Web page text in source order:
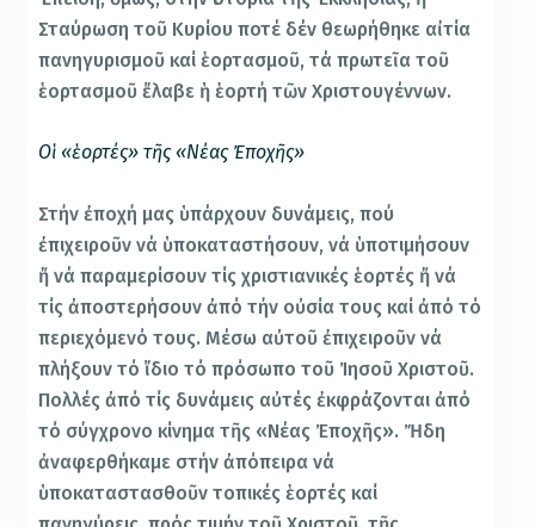
Σταύρωση τοῦ Κυρίου ποτέ δέν θεωρήθηκε αἰτία
πανηγυρισμοῦ καί ἑορτασμοῦ, τά πρωτεῖα τοῦ
ἑορτασμοῦ ἔλαβε ἡ ἑορτή τῶν Χριστουγέννων.
Οἱ «ἑορτές» τῆς «Νέας Ἐποχῆς»
Στήν ἐποχή μας ὑπάρχουν δυνάμεις, πού
ἐπιχειροῦν νά ὑποκαταστήσουν, νά ὑποτιμήσουν
ἤ νά παραμερίσουν τίς χριστιανικές ἑορτές ἤ νά
τίς ἀποστερήσουν ἀπό τήν οὐσία τους καί ἀπό τό
περιεχόμενό τους. Μέσω αὐτοῦ ἐπιχειροῦν νά
πλήξουν τό ἴδιο τό πρόσωπο τοῦ Ἰησοῦ Χριστοῦ.
Πολλές ἀπό τίς δυνάμεις αὐτές ἐκφράζονται ἀπό
τό σύγχρονο κίνημα τῆς «Νέας Ἐποχῆς». Ἤδη
ἀναφερθήκαμε στήν ἀπόπειρα νά
ὑποκαταστασθοῦν τοπικές ἑορτές καί